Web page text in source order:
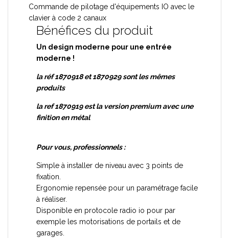
Commande de pilotage d'équipements IO avec le
clavier à code 2 canaux
Bénéfices du produit
Un design moderne pour une entrée
moderne !
la réf 1870918 et 1870929 sont les mêmes
produits
la ref 1870919 est la version premium avec une
finition en métal
Pour vous, professionnels :
Simple à installer de niveau avec 3 points de
fixation.
Ergonomie repensée pour un paramétrage facile
à réaliser.
Disponible en protocole radio io pour par
exemple les motorisations de portails et de
garages.